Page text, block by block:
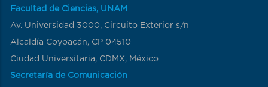
Facultad de Ciencias, UNAM
Av. Universidad 3000, Circuito Exterior s/n
Alcaldía Coyoacán, CP 04510
Ciudad Universitaria, CDMX, México
Secretaría de Comunicación